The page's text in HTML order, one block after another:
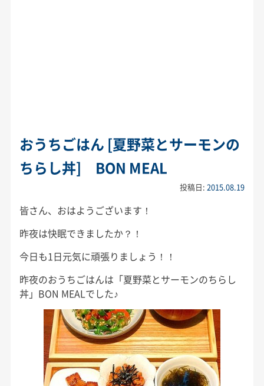
おうちごはん [夏野菜とサーモンの
ちらし丼] BON MEAL
投稿日:2015.08.19
皆さん、おはようございます！
昨夜は快眠できましたか？！
今日も1日元気に頑張りましょう！！
昨夜のおうちごはんは「夏野菜とサーモンのちらし
丼」BON MEALでした♪